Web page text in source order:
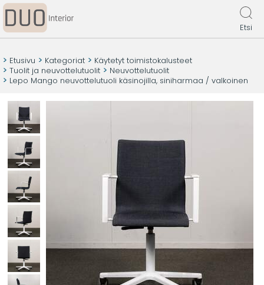
Etsi
Etusivu Kategoriat
Käytetyt toimistokalusteet
Tuolit ja neuvottelutuolit
Neuvottelutuolit
Lepo Mango neuvottelutuoli käsinojilla, siniharmaa / valkoinen